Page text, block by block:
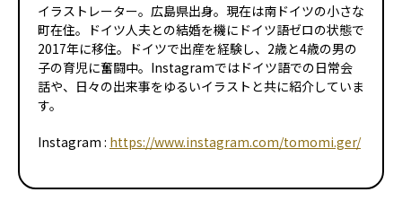
イラストレーター。広島県出身。現在は南ドイツの小さな
町在住。ドイツ人夫との結婚を機にドイツ語ゼロの状態で
2017年に移住。ドイツで出産を経験し、2歳と4歳の男の
子の育児に奮闘中。Instagramではドイツ語での日常会
話や、日々の出来事をゆるいイラストと共に紹介していま
す。
Instagram : https://www.instagram.com/tomomi.ger/